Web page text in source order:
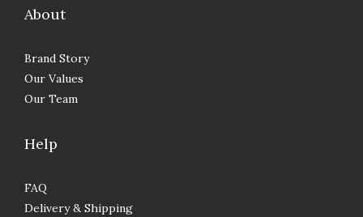
About
Brand Story
Our Values
Our Team
Help
FAQ
Delivery & Shipping